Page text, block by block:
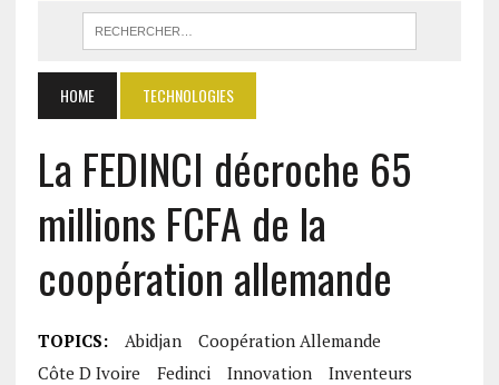
HOME TECHNOLOGIES
La FEDINCI décroche 65
millions FCFA de la
coopération allemande
TOPICS: Abidjan
Coopération Allemande
Côte D Ivoire
Fedinci Innovation
Inventeurs